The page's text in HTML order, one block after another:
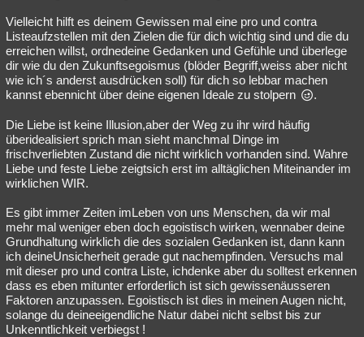
Vielleicht hilft es deinem Gewissen mal eine pro und contra
Listeaufzstellen mit den Zielen die für dich wichtig sind und die du
erreichen willst, ordnedeine Gedanken und Gefühle und überlege
dir wie du den Zukunftsegoismus (blöder Begriff,weiss aber nicht
wie ich´s anderst ausdrücken soll) für dich so lebbar machen
kannst ebennicht über deine eigenen Ideale zu stolpern
.
Die Liebe ist keine Illusion,aber der Weg zu ihr wird häufig
überidealisiert sprich man sieht manchmal Dinge im
frischverliebten Zustand die nicht wirklich vorhanden sind. Wahre
Liebe und feste Liebe zeigtsich erst im alltäglichen Miteinander im
wirklichen WIR.
Es gibt immer Zeiten imLeben von uns Menschen, da wir mal
mehr mal weniger eben doch egoistisch wirken, wennaber deine
Grundhaltung wirklich die des sozialen Gedanken ist, dann kann
ich deineUnsicherheit gerade gut nachempfinden. Versuchs mal
mit dieser pro und contra Liste, ichdenke aber du solltest erkennen
dass es eben mitunter erforderlich ist sich gewissenäusseren
Faktoren anzupassen. Egoistisch ist dies in meinen Augen nicht,
solange du deineeigendliche Natur dabei nicht selbst bis zur
Unkenntlichkeit verbiegst !